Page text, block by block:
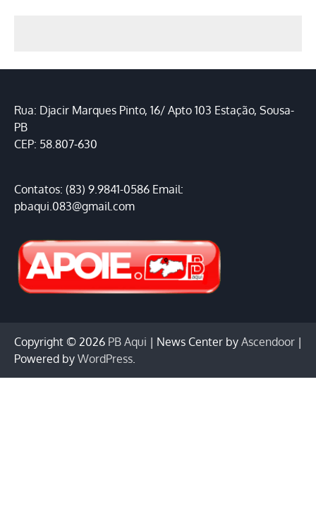
Rua: Djacir Marques Pinto, 16/ Apto 103 Estação, Sousa-
PB
CEP: 58.807-630
Contatos: (83) 9.9841-0586 Email:
pbaqui.083@gmail.com
Copyright © 2026 PB Aqui | News Center by Ascendoor |
Powered by WordPress.